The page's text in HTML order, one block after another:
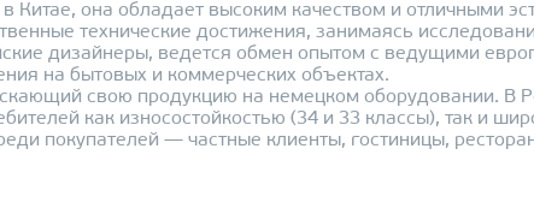
Китае, она обладает высоким качеством и отличными
технические достижения, занимаясь
дизайнеры, ведется обмен опытом с ведущими
на бытовых и коммерческих объектах.
свою продукцию на немецком оборудовании. В
как износостойкостью (34 и 33 классы), так и
покупателей — частные клиенты, гостиницы,